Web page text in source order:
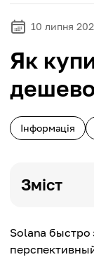
10 липня
Як
дешево
Інформація
Зміст
Solana быстро